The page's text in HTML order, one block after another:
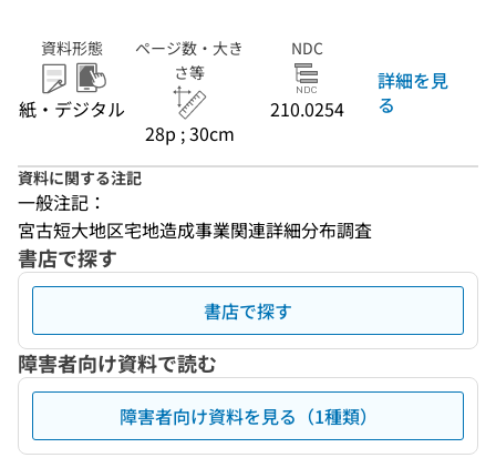
資料形態
紙・デジタル
ページ数・大き
さ等
28p ; 30cm
NDC
210.0254
詳細を見
る
資料に関する注記
一般注記：
宮古短大地区宅地造成事業関連詳細分布調査
書店で探す
書店で探す
障害者向け資料で読む
障害者向け資料を見る（1種類）